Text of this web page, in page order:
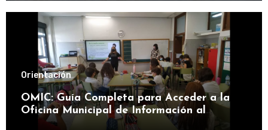
Orientación
OMIC: Guía Completa para Acceder a la
Oficina Municipal de Información al
Consumidor